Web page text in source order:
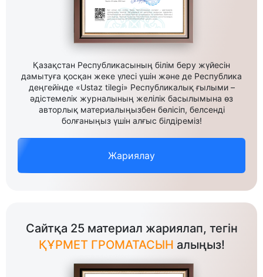
Қазақстан Республикасының білім беру жүйесін
дамытуға қосқан жеке үлесі үшін және де Республика
деңгейінде «Ustaz tilegi» Республикалық ғылыми –
әдістемелік журналының желілік басылымына өз
авторлық материалыңызбен бөлісіп, белсенді
болғаныңыз үшін алғыс білдіреміз!
Жариялау
Сайтқа 25 материал жариялап, тегін
ҚҰРМЕТ ГРОМАТАСЫН алыңыз!